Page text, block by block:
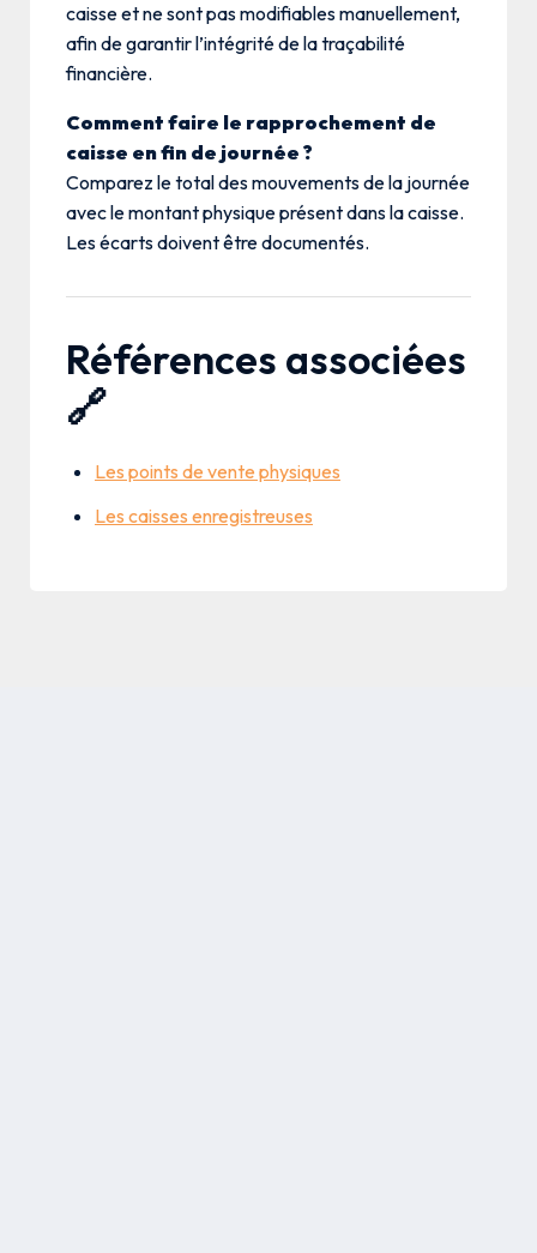
caisse et ne sont pas modifiables manuellement,
afin de garantir l’intégrité de la traçabilité
financière.
Comment faire le rapprochement de
caisse en fin de journée ?
Comparez le total des mouvements de la journée
avec le montant physique présent dans la caisse.
Les écarts doivent être documentés.
Références associées
🔗
Les points de vente physiques
Les caisses enregistreuses